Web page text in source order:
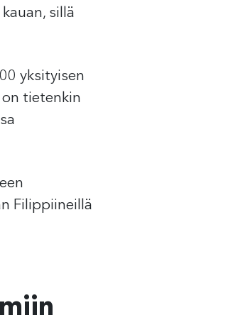
sillä
yksityisen
tietenkin
Filippiineillä